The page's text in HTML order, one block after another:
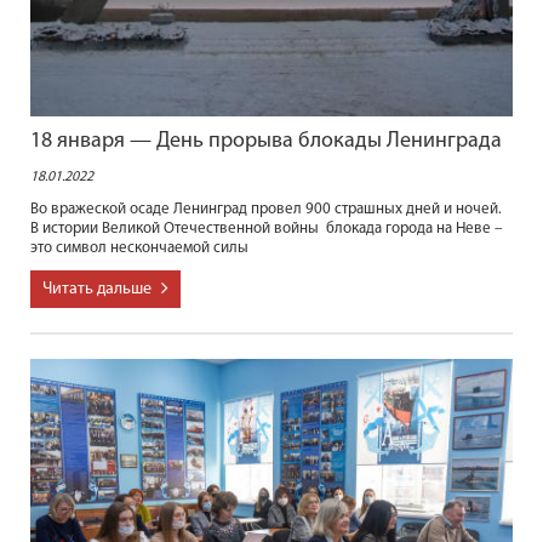
18 января — День прорыва блокады Ленинграда
18.01.2022
Во вражеской осаде Ленинград провел 900 страшных дней и ночей.
В истории Великой Отечественной войны блокада города на Неве –
это символ нескончаемой силы
Читать дальше